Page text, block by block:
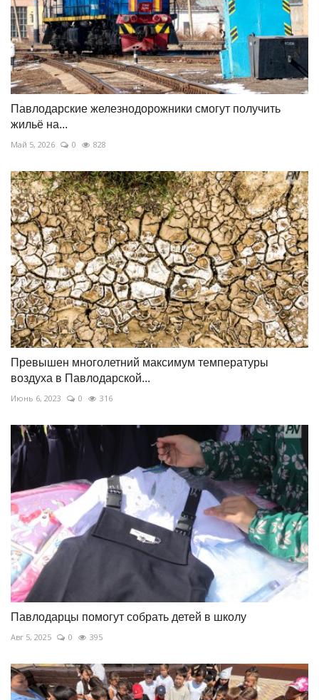
Павлодарские железнодорожники смогут получить
жильё на...
Май 5, 2026 0 828
Превышен многолетний максимум температуры
воздуха в Павлодарской...
Июнь 6, 2023 0 316
Павлодарцы помогут собрать детей в школу
Авг 5, 2025 0 395